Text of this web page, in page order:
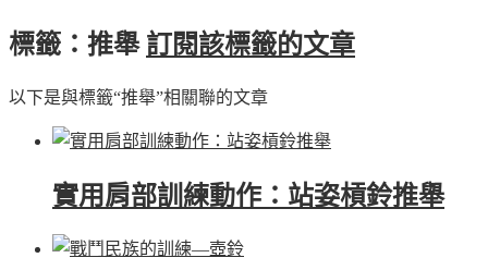
標籤：推舉 訂閱該標籤的文章
以下是與標籤“推舉”相關聯的文章
實用肩部訓練動作：站姿槓鈴推舉